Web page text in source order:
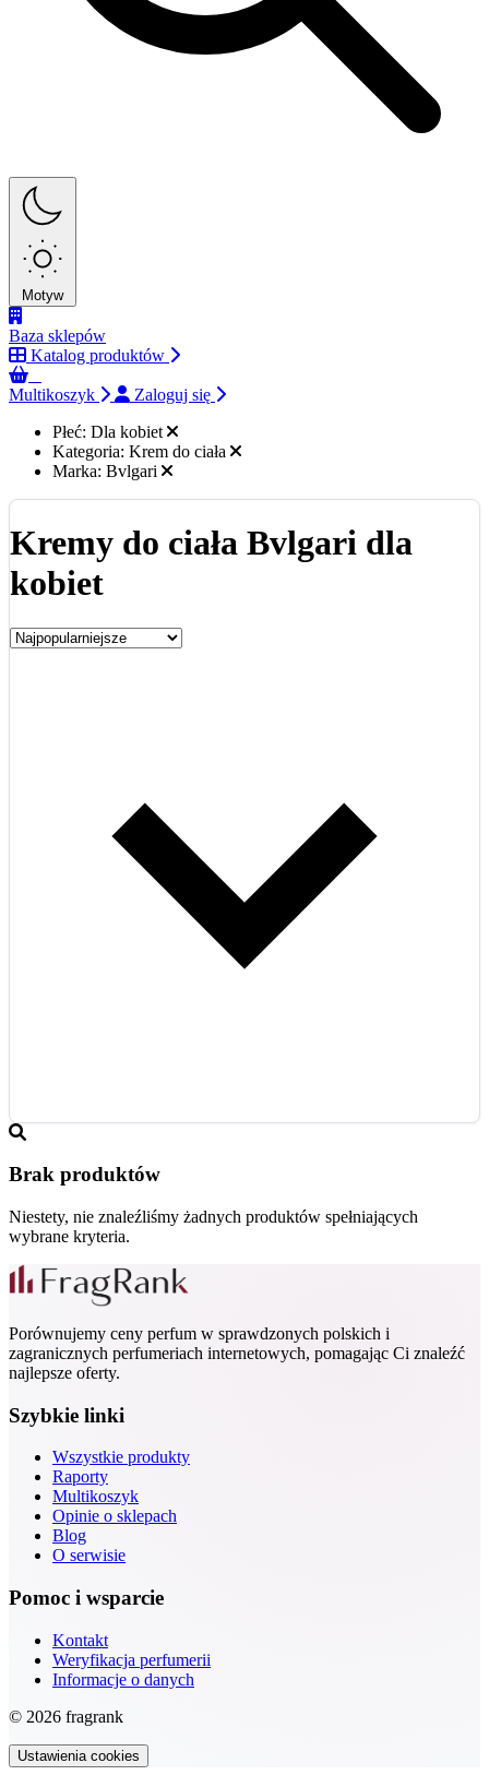
Motyw
Baza sklepów
Katalog produktów
Multikoszyk
Zaloguj się
Płeć: Dla kobiet
Kategoria: Krem do ciała
Marka: Bvlgari
Kremy do ciała Bvlgari dla
kobiet
Brak produktów
Niestety, nie znaleźliśmy żadnych produktów spełniających
wybrane kryteria.
Porównujemy ceny perfum w sprawdzonych polskich i
zagranicznych perfumeriach internetowych, pomagając Ci znaleźć
najlepsze oferty.
Szybkie linki
Wszystkie produkty
Raporty
Multikoszyk
Opinie o sklepach
Blog
O serwisie
Pomoc i wsparcie
Kontakt
Weryfikacja perfumerii
Informacje o danych
© 2026 fragrank
Ustawienia cookies